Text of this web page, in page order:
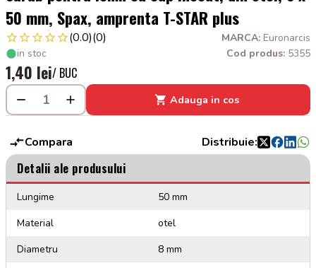
50 mm, Spax, amprenta T-STAR plus
(0.0)(0) MARCA: Euronarcis
in stoc
Cod produs: 5355
1,40 lei/ BUC
Adauga in cos
Compara Distribuie:
Detalii ale produsului
Lungime
50 mm
Material
otel
Diametru
8 mm